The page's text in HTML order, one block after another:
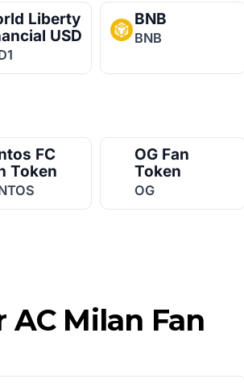
Liberty
USD
BNB
BNB
FC
Token
OG Fan
Token
OG
Milan Fan